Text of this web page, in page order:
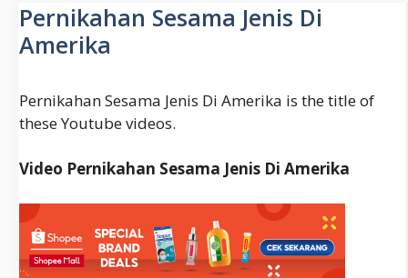
Pernikahan Sesama Jenis Di
Amerika
Pernikahan Sesama Jenis Di Amerika is the title of
these Youtube videos.
Video Pernikahan Sesama Jenis Di Amerika